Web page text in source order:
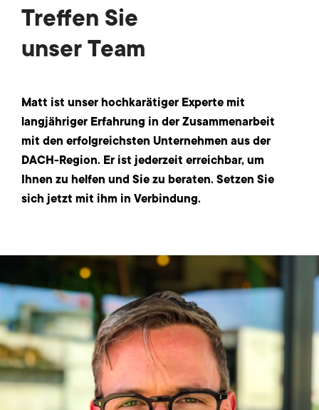
Treffen Sie
unser Team
Matt ist unser hochkarätiger Experte mit
langjähriger Erfahrung in der Zusammenarbeit
mit den erfolgreichsten Unternehmen aus der
DACH-Region. Er ist jederzeit erreichbar, um
Ihnen zu helfen und Sie zu beraten. Setzen Sie
sich jetzt mit ihm in Verbindung.